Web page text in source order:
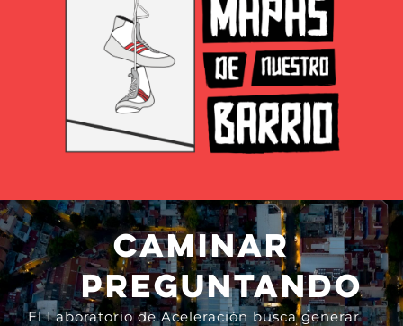
CAMINAR
PREGUNTANDO
El Laboratorio de Aceleración busca generar